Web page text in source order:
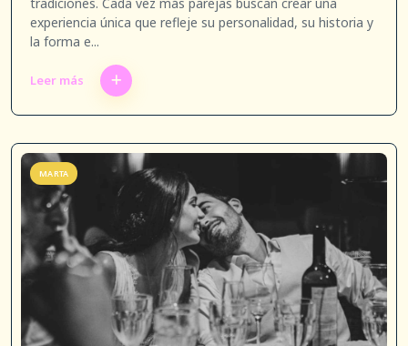
experiencia única que refleje su personalidad, su historia y
la forma e...
Leer más
MARTA